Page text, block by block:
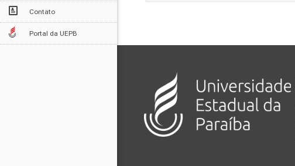
Contato
Portal da UEPB